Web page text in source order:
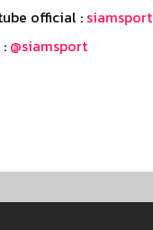
official : siamsport
@siamsport